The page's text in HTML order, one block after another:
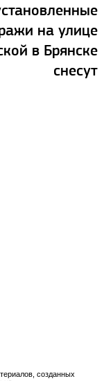
на улице
в Брянске
снесут
созданных